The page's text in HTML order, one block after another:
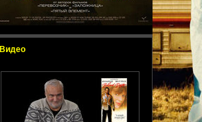
Видео